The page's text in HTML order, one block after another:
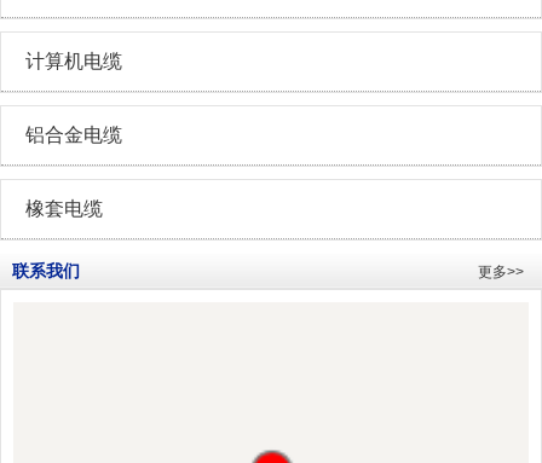
计算机电缆
铝合金电缆
橡套电缆
联系我们 更多>>